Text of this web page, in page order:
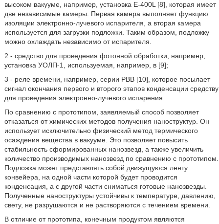
высоком вакууме, например, установка Е-400L [8], которая имеет
две независимые камеры. Первая камера выполняет функцию
изоляции электронно-лучевого испарителя, а вторая камера
используется для загрузки подложки. Таким образом, подложку
можно охлаждать независимо от испарителя.
2 - средство для проведения фотонной обработки, например,
установка УОЛП-1, используемая, например, в [9];
3 - реле времени, например, серии РВВ [10], которое посылает
сигнал окончания первого и второго этапов конденсации средству
для проведения электронно-лучевого испарения.
По сравнению с прототипом, заявляемый способ позволяет
отказаться от химических методов получения наноструктур. Он
использует исключительно физический метод термического
осаждения вещества в вакууме. Это позволяет повысить
стабильность сформированных нанозвезд, а также увеличить
количество производимых нанозвезд по сравнению с прототипом.
Подложка может представлять собой движущуюся ленту
конвейера, на одной части которой будет проводится
конденсация, а с другой части сниматься готовые нанозвезды.
Полученные наноструктуры устойчивы к температуре, давлению,
свету, не разрушаются и не растворяются с течением времени.
В отличие от прототипа, конечным продуктом являются